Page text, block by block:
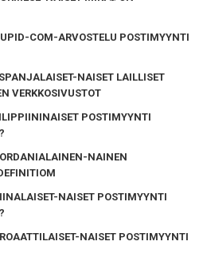
COM-ARVOSTELU POSTIMYYNTI
NAISET LAILLISET
VERKKOSIVUSTOT
POSTIMYYNTI
NAINEN
NAISET POSTIMYYNTI
NAISET POSTIMYYNTI